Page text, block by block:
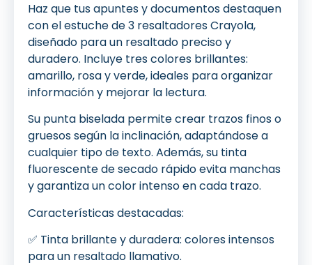
Haz que tus apuntes y documentos destaquen
con el estuche de 3 resaltadores Crayola,
diseñado para un resaltado preciso y
duradero. Incluye tres colores brillantes:
amarillo, rosa y verde, ideales para organizar
información y mejorar la lectura.
Su punta biselada permite crear trazos finos o
gruesos según la inclinación, adaptándose a
cualquier tipo de texto. Además, su tinta
fluorescente de secado rápido evita manchas
y garantiza un color intenso en cada trazo.
Características destacadas:
✅ Tinta brillante y duradera: colores intensos
para un resaltado llamativo.